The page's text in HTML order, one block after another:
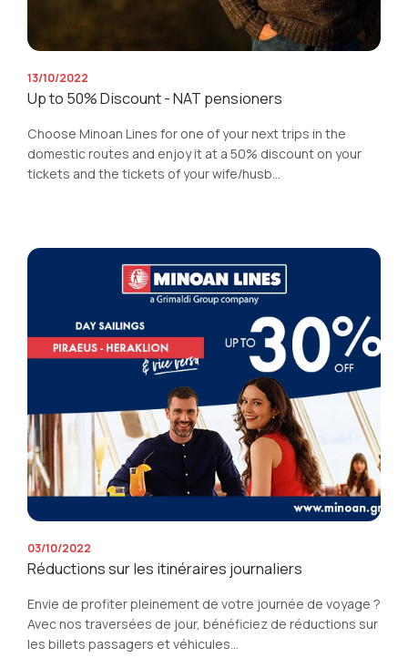
13/10/2022
Up to 50% Discount - NAT pensioners
Choose Minoan Lines for one of your next trips in the
domestic routes and enjoy it at a 50% discount on your
tickets and the tickets of your wife/husb...
03/10/2022
Réductions sur les itinéraires journaliers
Envie de profiter pleinement de votre journée de voyage ?
Avec nos traversées de jour, bénéficiez de réductions sur
les billets passagers et véhicules...